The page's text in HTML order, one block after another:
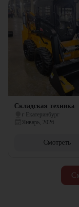
Складская техника
г Екатеринбург
Январь, 2026
Смотреть